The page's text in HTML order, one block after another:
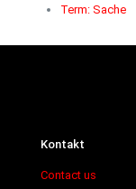
Term: Sache
Kontakt
Contact us